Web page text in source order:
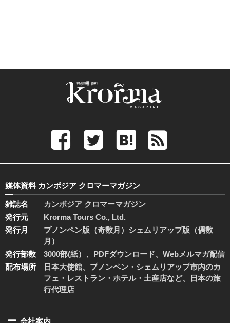
媒体資料 カンボジア クロマーマガジン
雑誌名
カンボジア クロマーマガジン
発行元
Krorma Tours Co., Ltd.
発行月
プノンペン版（奇数月）シェムリアップ版（偶数
月）
発行部数
3000部(紙）、PDFダウンロード、Webメルマガ配信
配布場所
日本大使館、プノンペン・シェムリアップ市内のカ
フェ・レストラン・ホテル・土産店など、日本の旅
行代理店
会社案内